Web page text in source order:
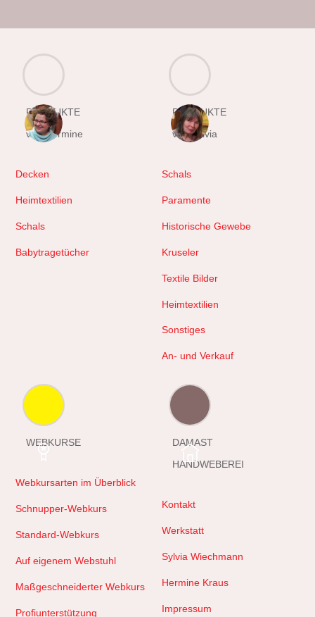
PRODUKTE
von Hermine
Decken
Heimtextilien
Schals
Babytragetücher
PRODUKTE
von Sylvia
Schals
Paramente
Historische Gewebe
Kruseler
Textile Bilder
Heimtextilien
Sonstiges
An- und Verkauf
WEBKURSE
Webkursarten im Überblick
Schnupper-Webkurs
Standard-Webkurs
Auf eigenem Webstuhl
Maßgeschneiderter Webkurs
Profiunterstützung
DAMAST
HANDWEBEREI
Kontakt
Werkstatt
Sylvia Wiechmann
Hermine Kraus
Impressum